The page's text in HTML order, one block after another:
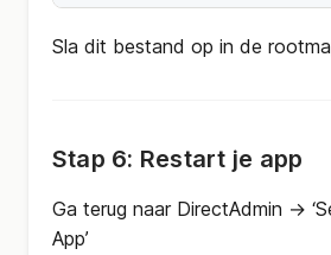
Sla dit bestand op in de
Stap 6: Restart je app
Ga terug naar DirectAdmin →
App’